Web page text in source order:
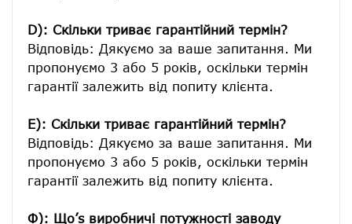
D): Скільки триває гарантійний термін?
Відповідь: Дякуємо за ваше запитання. Ми
пропонуємо 3 або 5 років, оскільки термін
гарантії залежить від попиту клієнта.
E): Скільки триває гарантійний термін?
Відповідь: Дякуємо за ваше запитання. Ми
пропонуємо 3 або 5 років, оскільки термін
гарантії залежить від попиту клієнта.
Ф): Що’s виробничі потужності заводу